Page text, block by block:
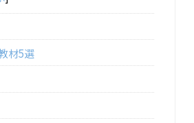
材5選